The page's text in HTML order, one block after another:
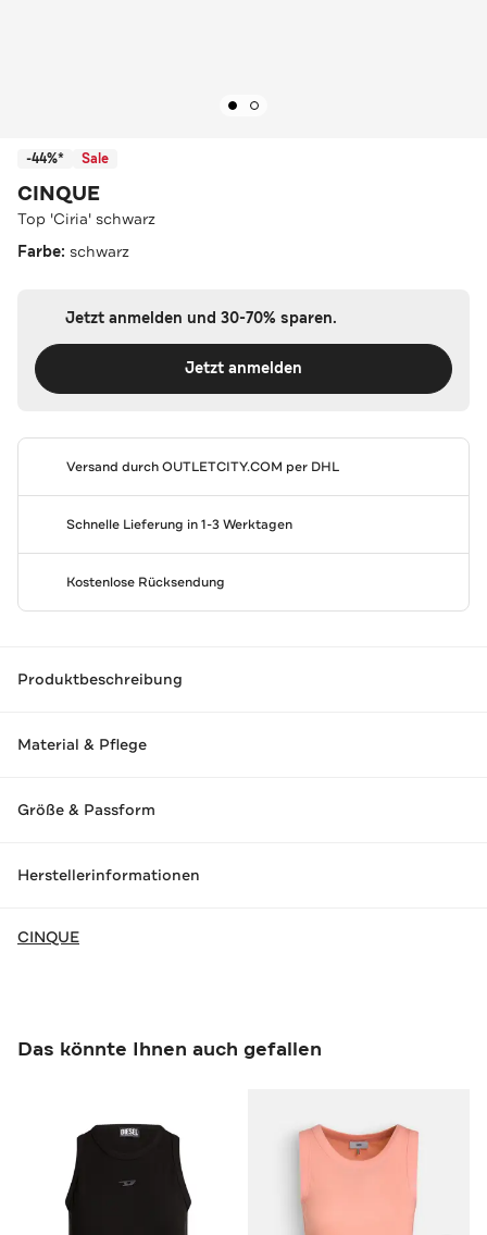
-44%* Sale
CINQUE
Top 'Ciria' schwarz
Farbe: schwarz
Jetzt anmelden und 30-70% sparen.
Jetzt anmelden
Versand durchOUTLETCITY.COM per DHL
Schnelle Lieferung in 1-3 Werktagen
Kostenlose Rücksendung
Produktbeschreibung
Material & Pflege
Größe & Passform
Herstellerinformationen
CINQUE
Das könnte Ihnen auch gefallen